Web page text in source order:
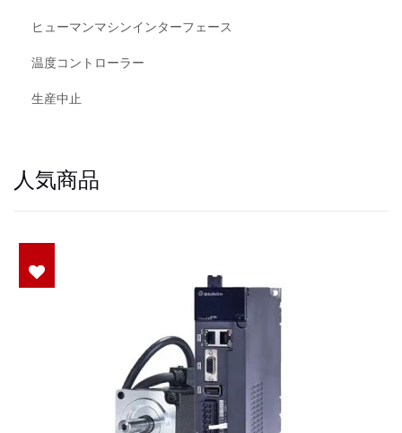
ヒューマンマシンインターフェース
温度コントローラー
生産中止
人気商品